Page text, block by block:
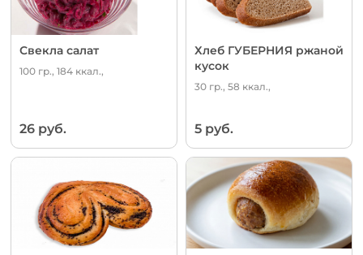
Свекла салат
100 гр., 184 ккал.,
26 руб.
Хлеб ГУБЕРНИЯ ржаной
кусок
30 гр., 58 ккал.,
5 руб.